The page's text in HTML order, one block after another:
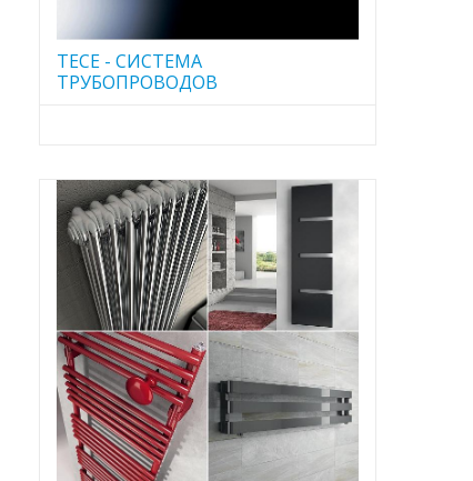
TECE - CИСТЕМА
ТРУБОПРОВОДОВ